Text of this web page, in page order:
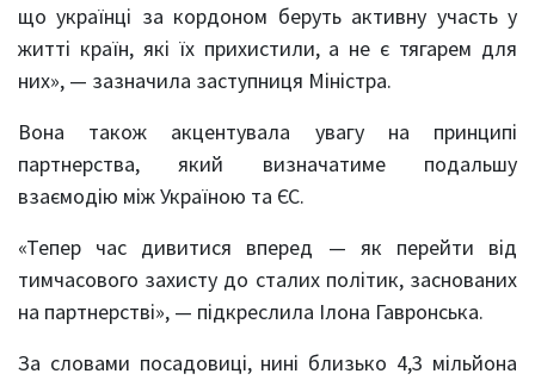
що українці за кордоном беруть активну участь у
житті країн, які їх прихистили, а не є тягарем для
них», — зазначила заступниця Міністра.
Вона також акцентувала увагу на принципі
партнерства, який визначатиме подальшу
взаємодію між Україною та ЄС.
«Тепер час дивитися вперед — як перейти від
тимчасового захисту до сталих політик, заснованих
на партнерстві», — підкреслила Ілона Гавронська.
За словами посадовиці, нині близько 4,3 мільйона